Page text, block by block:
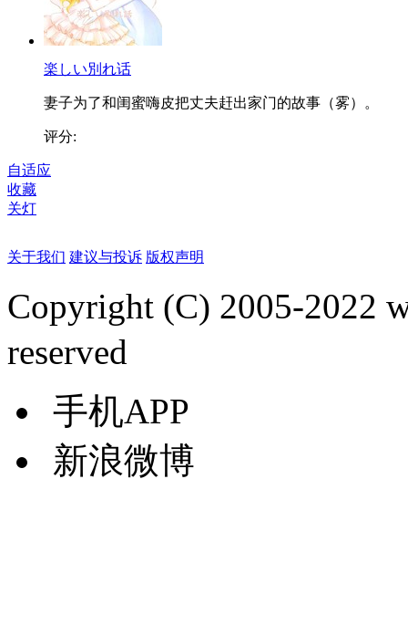
楽しい別れ话
妻子为了和闺蜜嗨皮把丈夫赶出家门的故事（雾）。
评分:
自适应
收藏
关灯
关于我们 建议与投诉 版权声明
Copyright (C) 2005-2022
reserved
手机APP
新浪微博